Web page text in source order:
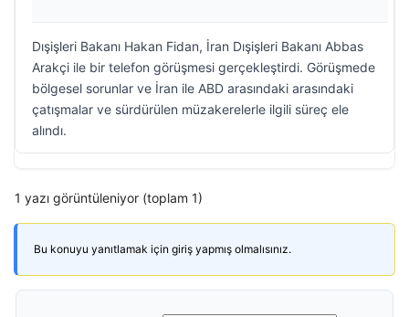
Dışişleri Bakanı Hakan Fidan, İran Dışişleri Bakanı Abbas
Arakçi ile bir telefon görüşmesi gerçekleştirdi. Görüşmede
bölgesel sorunlar ve İran ile ABD arasındaki arasındaki
çatışmalar ve sürdürülen müzakerelerle ilgili süreç ele
alındı.
1 yazı görüntüleniyor (toplam 1)
Bu konuyu yanıtlamak için giriş yapmış olmalısınız.